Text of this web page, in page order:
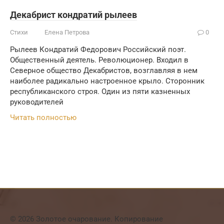
Декабрист кондратий рылеев
Стихи Елена Петрова 0
Рылеев Кондратий Федорович Российский поэт.
Общественный деятель. Революционер. Входил в
Северное общество Декабристов, возглавляя в нем
наиболее радикально настроенное крыло. Сторонник
республиканского строя. Один из пяти казненных
руководителей
Читать полностью
© 2026 Золотое очарование. Копирование